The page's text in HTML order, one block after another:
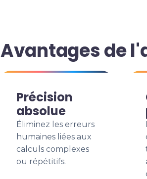
Avantages de
Précision
absolue
Éliminez les erreurs
humaines liées aux
calculs complexes
ou répétitifs.